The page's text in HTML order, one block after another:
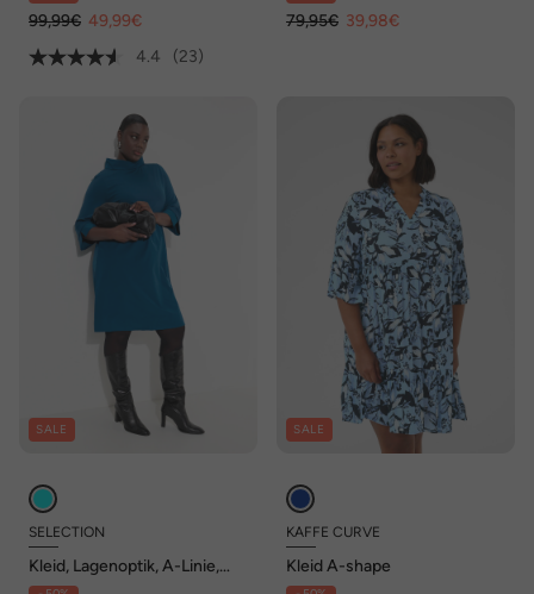
99,99€ 49,99€
4.4
(23)
79,95€ 39,98€
SALE
SELECTION
Kleid, Lagenoptik, A-Linie,
weiter Kragen, 3/4-Arm
SALE
KAFFE CURVE
Kleid A-shape